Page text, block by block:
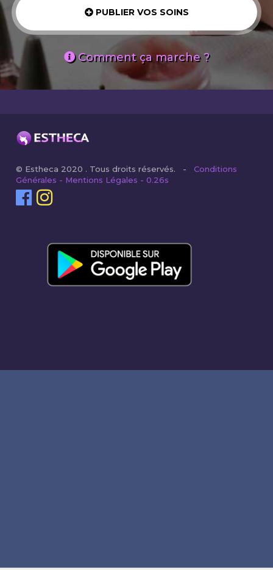
PUBLIER VOS SOINS
Comment ça marche ?
© Estheca 2020 . Tous droits réservés. -Conditions
Générales - Mentions Légales - 0.26s